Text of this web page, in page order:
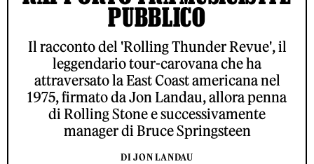
PUBBLICO
Il racconto del 'Rolling Thunder Revue', il
leggendario tour-carovana che ha
attraversato la East Coast americana nel
1975, firmato da Jon Landau, allora penna
di Rolling Stone e successivamente
manager di Bruce Springsteen
DI JON LANDAU